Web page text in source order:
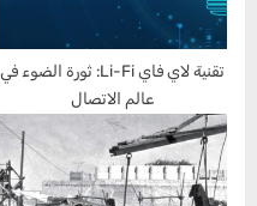
s
t
تقنية لاي فاي Li-Fi: ثورة الضوء في
عالم الاتصال